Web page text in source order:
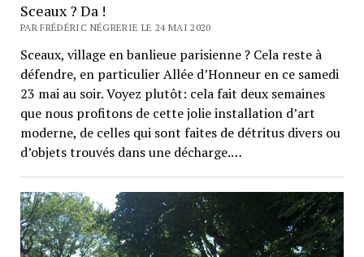
Sceaux ? Da !
PAR FRÉDÉRIC NÉGRERIE LE 24 MAI 2020
Sceaux, village en banlieue parisienne ? Cela reste à
défendre, en particulier Allée d’Honneur en ce samedi
23 mai au soir. Voyez plutôt: cela fait deux semaines
que nous profitons de cette jolie installation d’art
moderne, de celles qui sont faites de détritus divers ou
d’objets trouvés dans une décharge.…